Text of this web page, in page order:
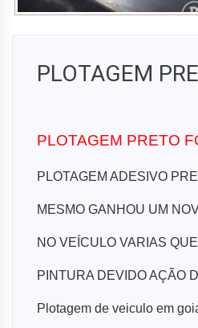
PLOTAGEM
PLOTAGEM PRETO
PLOTAGEM ADESIVO
MESMO GANHOU UM
NO VEÍCULO VARIAS
PINTURA DEVIDO AÇÃO
Plotagem de veiculo em